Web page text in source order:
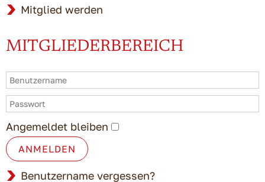
Mitglied werden
MITGLIEDERBEREICH
Angemeldet bleiben
ANMELDEN
Benutzername vergessen?